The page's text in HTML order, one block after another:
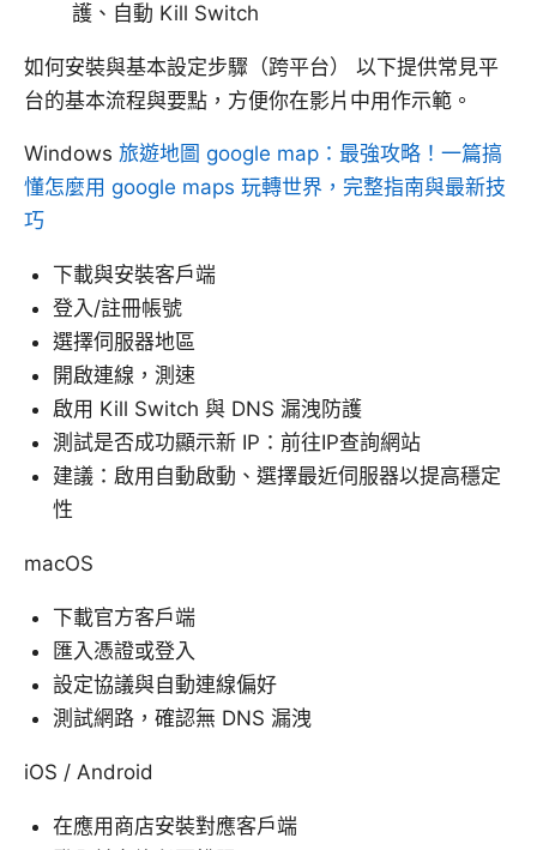
護、自動 Kill Switch
如何安裝與基本設定步驟（跨平台） 以下提供常見平
台的基本流程與要點，方便你在影片中用作示範。
Windows 旅遊地圖 google map：最強攻略！一篇搞
懂怎麼用 google maps 玩轉世界，完整指南與最新技
巧
下載與安裝客戶端
登入/註冊帳號
選擇伺服器地區
開啟連線，測速
啟用 Kill Switch 與 DNS 漏洩防護
測試是否成功顯示新 IP：前往IP查詢網站
建議：啟用自動啟動、選擇最近伺服器以提高穩定
性
macOS
下載官方客戶端
匯入憑證或登入
設定協議與自動連線偏好
測試網路，確認無 DNS 漏洩
iOS / Android
在應用商店安裝對應客戶端